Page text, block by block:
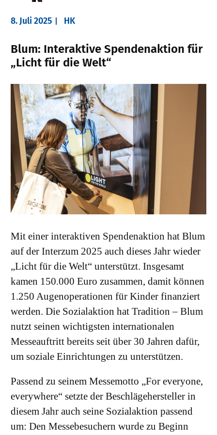
8. Juli 2025 HK
Blum: Interaktive Spendenaktion für
„Licht für die Welt“
Mit einer interaktiven Spendenaktion hat Blum
auf der Interzum 2025 auch dieses Jahr wieder
„Licht für die Welt“ unterstützt. Insgesamt
kamen 150.000 Euro zusammen, damit können
1.250 Augenoperationen für Kinder finanziert
werden. Die Sozialaktion hat Tradition – Blum
nutzt seinen wichtigsten internationalen
Messeauftritt bereits seit über 30 Jahren dafür,
um soziale Einrichtungen zu unterstützen.
Passend zu seinem Messemotto „For everyone,
everywhere“ setzte der Beschlägehersteller in
diesem Jahr auch seine Sozialaktion passend
um: Den Messebesuchern wurde zu Beginn